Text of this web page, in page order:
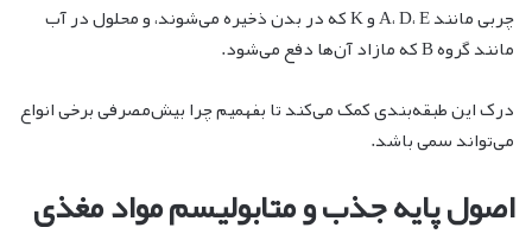
چربی مانند A، D، E و K که در بدن ذخیره می‌شوند، و محلول در آب
مانند گروه B که مازاد آن‌ها دفع می‌شود.
درک این طبقه‌بندی کمک می‌کند تا بفهمیم چرا بیش‌مصرفی برخی انواع
می‌تواند سمی باشد.
اصول پایه جذب و متابولیسم مواد مغذی